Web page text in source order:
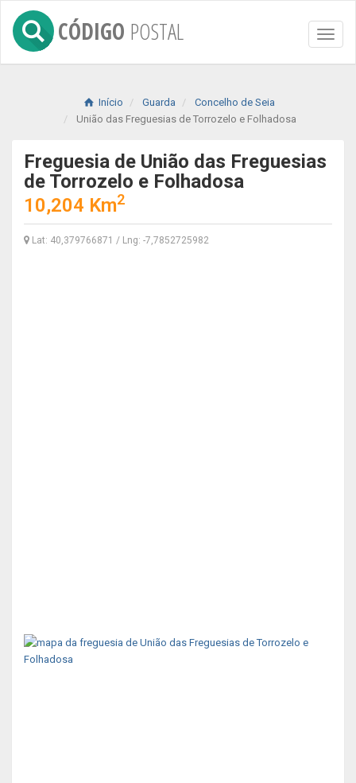
Toggle
CÓDIGO POSTAL
Início Guarda
Concelho de Seia
União das Freguesias de Torrozelo e Folhadosa
Freguesia de União das Freguesias
de Torrozelo e Folhadosa
10,204 Km2
Lat: 40,379766871 / Lng: -7,7852725982